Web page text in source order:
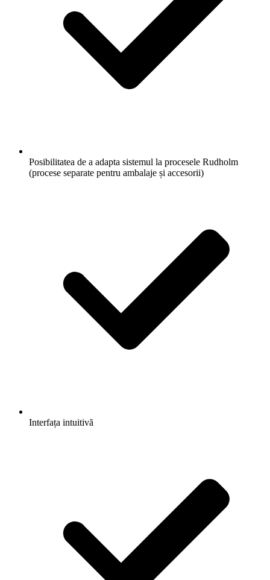
Posibilitatea de a adapta sistemul la procesele Rudholm
(procese separate pentru ambalaje și accesorii)
Interfața intuitivă